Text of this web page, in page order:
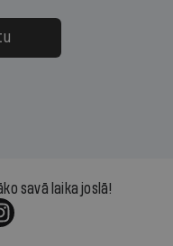
savā laika joslā!